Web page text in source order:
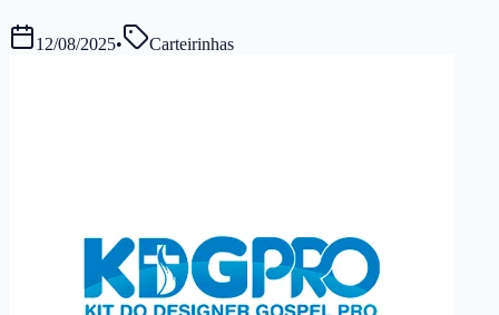
12/08/2025• Carteirinhas